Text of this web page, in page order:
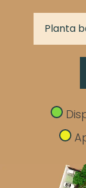
Planta